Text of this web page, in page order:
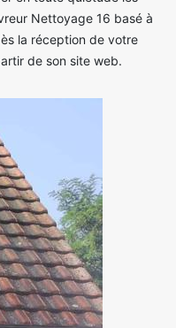
Nettoyage 16 basé à
la réception de votre
de son site web.